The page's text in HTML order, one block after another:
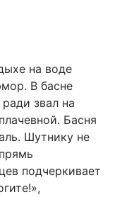
на воде
В басне
звал на
Басня
Шутнику не
подчеркивает